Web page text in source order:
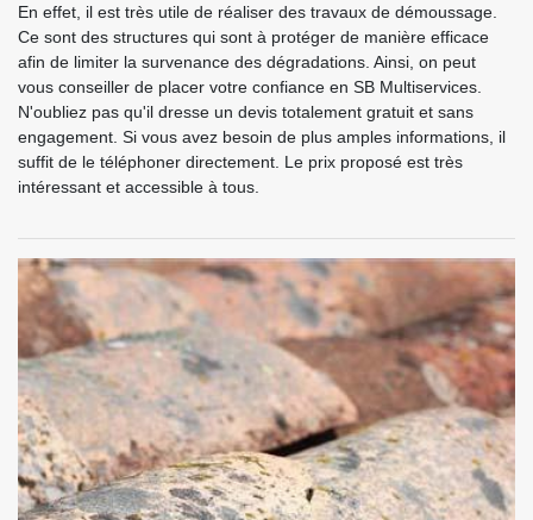
En effet, il est très utile de réaliser des travaux de démoussage.
Ce sont des structures qui sont à protéger de manière efficace
afin de limiter la survenance des dégradations. Ainsi, on peut
vous conseiller de placer votre confiance en SB Multiservices.
N'oubliez pas qu'il dresse un devis totalement gratuit et sans
engagement. Si vous avez besoin de plus amples informations, il
suffit de le téléphoner directement. Le prix proposé est très
intéressant et accessible à tous.